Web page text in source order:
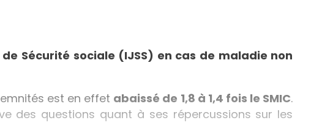
Sécurité sociale (IJSS) en cas de maladie non
est en effet abaissé de 1,8 à 1,4 fois le SMIC.
des questions quant à ses répercussions sur les